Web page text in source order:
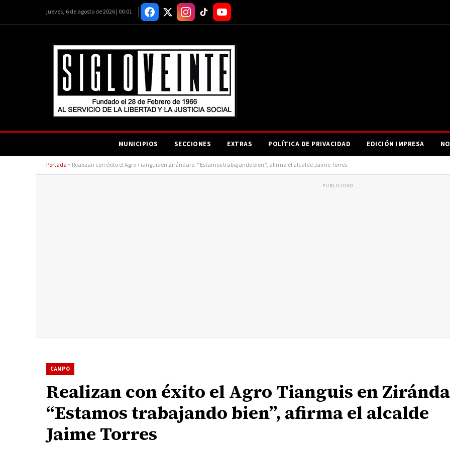
jueves, 6 de agosto de 2026 | 00:01
MUNICIPIOS SECCIONES EXTRAS POLÍTICA DE PRIVACIDAD EDICIÓN IMPRESA
Portada » Realizan con éxito el Agro Tianguis en Zirándaro: “Estamos trabajando bien”, afirma el alcalde Jaime Torres
PUBLICIDAD
CAMPO
Realizan con éxito el Agro Tianguis en
“Estamos trabajando bien”, afirma el alcalde
Jaime Torres